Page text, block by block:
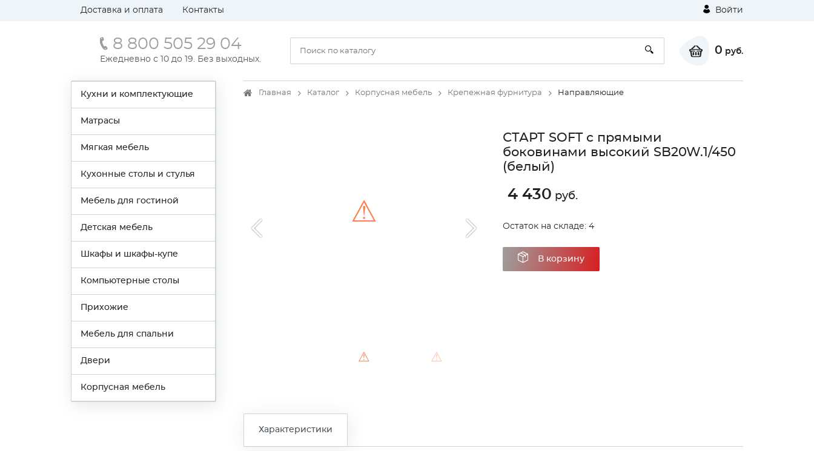
Доставка и оплата Контакты Войти
8 800 505 29 04
Ежедневно с 10 до 19. Без выходных.
0 руб.
Кухни и комплектующие
Матрасы
Мягкая мебель
Кухонные столы и стулья
Мебель для гостиной
Детская мебель
Шкафы и шкафы-купе
Компьютерные столы
Прихожие
Мебель для спальни
Двери
Корпусная мебель
Главная Каталог Корпусная мебель Крепежная фурнитура Направляющие
⚠ ⚠
⚠
СТАРТ SOFT с прямыми
боковинами высокий SB20W.1/450
(белый)
4 430 руб.
Остаток на складе: 4
В корзину
Характеристики